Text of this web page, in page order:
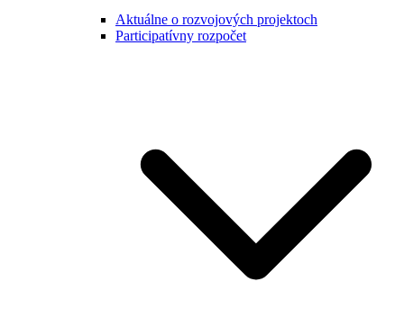
Aktuálne o rozvojových projektoch
Participatívny rozpočet